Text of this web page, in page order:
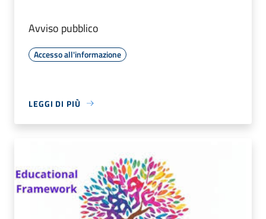
Avviso pubblico
Accesso all'informazione
LEGGI DI PIÙ